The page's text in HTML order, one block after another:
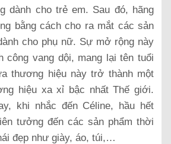
dành cho trẻ em. Sau đó, hãng
bằng cách cho ra mắt các sản
cho phụ nữ. Sự mở rộng này
công vang dội, mang lại tên tuổi
thương hiệu này trở thành một
hiệu xa xỉ bậc nhất Thế giới.
khi nhắc đến Céline, hầu hết
tưởng đến các sản phẩm thời
đẹp như giày, áo, túi,…